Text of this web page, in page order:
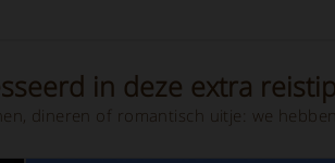
in deze extra
dineren of romantisch uitje: we